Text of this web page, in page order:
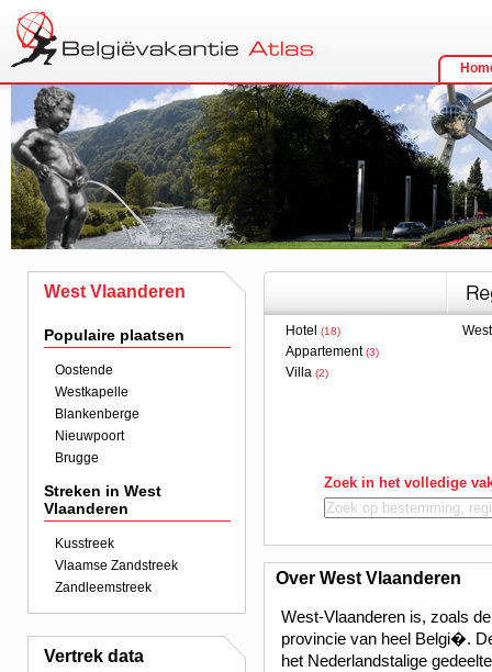
West Vlaanderen
Populaire plaatsen
Oostende
Westkapelle
Blankenberge
Nieuwpoort
Brugge
Streken in West
Vlaanderen
Kusstreek
Vlaamse Zandstreek
Zandleemstreek
Vertrek data
Hotel (18)
Appartement(3)
Villa (2)
Zoek in het volledige
Over West Vlaanderen
West-Vlaanderen is, zoals
provincie van heel Belgi�.
het Nederlandstalige